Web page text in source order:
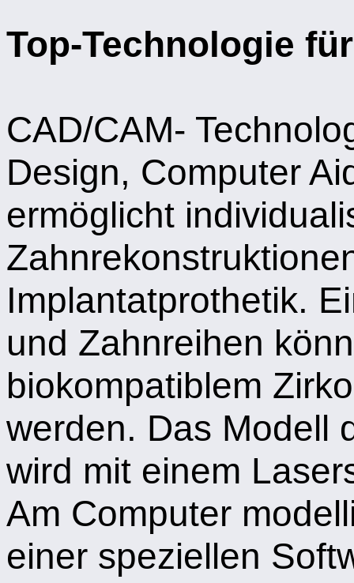
Top-Technologie
CAD/CAM-
Design, Computer
ermöglicht
Implantatprothetik.
und Zahnreihen
biokompatiblem
werden. Das Modell
wird mit einem
Am Computer
einer speziellen